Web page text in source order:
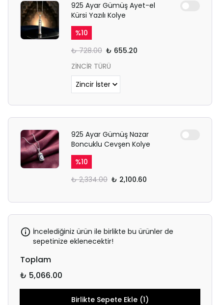
925 Ayar Gümüş Ayet-el
Kürsi Yazılı Kolye
%10
₺ 728.00 ₺ 655.20
ZİNCİR TÜRÜ
925 Ayar Gümüş Nazar
Boncuklu Cevşen Kolye
%10
₺ 2,334.00 ₺ 2,100.60
İncelediğiniz ürün ile birlikte bu ürünler de
sepetinize eklenecektir!
Toplam
₺ 5,066.00
Birlikte Sepete Ekle (1)